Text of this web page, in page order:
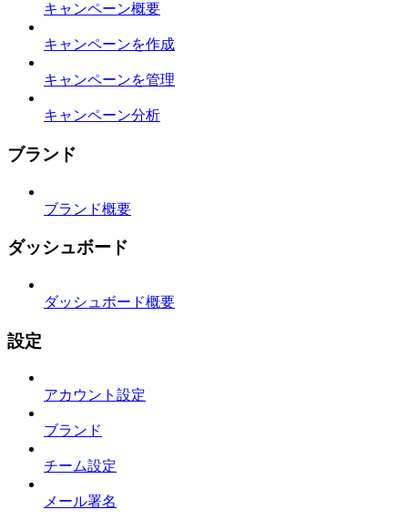
キャンペーン概要
キャンペーンを作成
キャンペーンを管理
キャンペーン分析
ブランド
ブランド概要
ダッシュボード
ダッシュボード概要
設定
アカウント設定
ブランド
チーム設定
メール署名